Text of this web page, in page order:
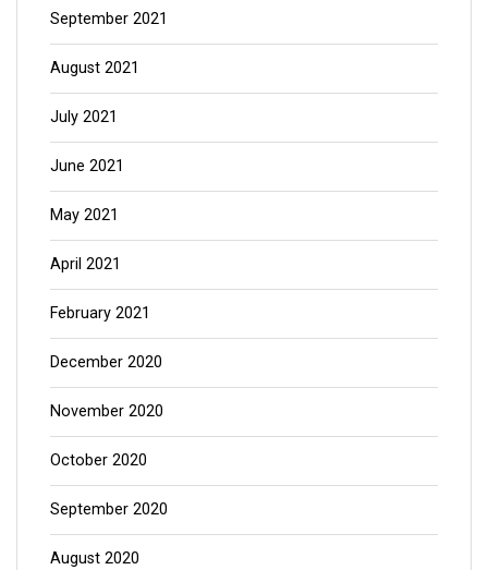
September 2021
August 2021
July 2021
June 2021
May 2021
April 2021
February 2021
December 2020
November 2020
October 2020
September 2020
August 2020